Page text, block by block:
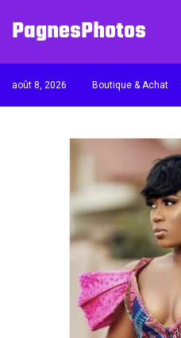
PagnesPhotos
août 8, 2026 Boutique & Achat